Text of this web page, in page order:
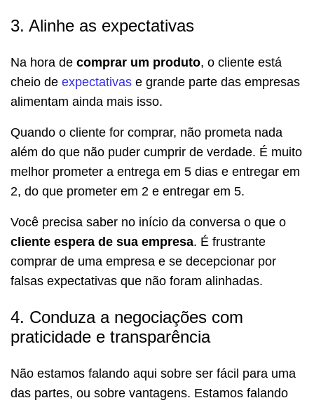
3. Alinhe as expectativas
Na hora de comprar um produto, o cliente está
cheio de expectativas e grande parte das empresas
alimentam ainda mais isso.
Quando o cliente for comprar, não prometa nada
além do que não puder cumprir de verdade. É muito
melhor prometer a entrega em 5 dias e entregar em
2, do que prometer em 2 e entregar em 5.
Você precisa saber no início da conversa o que o
cliente espera de sua empresa. É frustrante
comprar de uma empresa e se decepcionar por
falsas expectativas que não foram alinhadas.
4. Conduza a negociações com
praticidade e transparência
Não estamos falando aqui sobre ser fácil para uma
das partes, ou sobre vantagens. Estamos falando